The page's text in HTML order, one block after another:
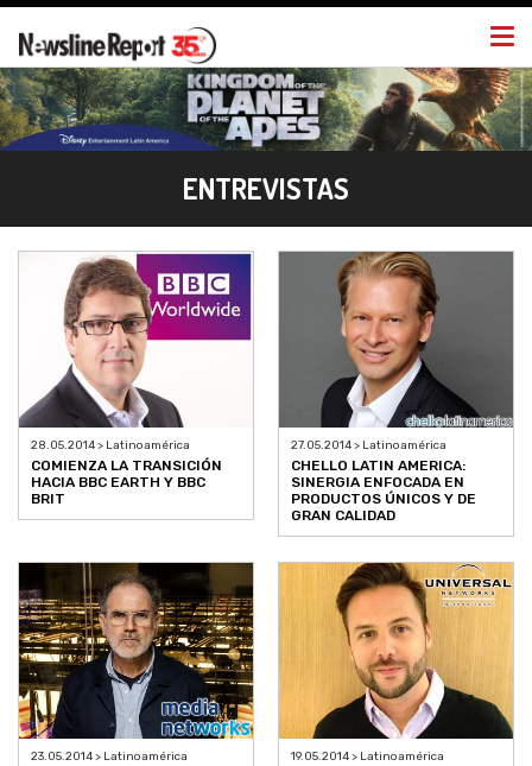
ENTREVISTAS
28.05.2014 > Latinoamérica
COMIENZA LA TRANSICIÓN
HACIA BBC EARTH Y BBC
BRIT
27.05.2014 > Latinoamérica
CHELLO LATIN AMERICA:
SINERGIA ENFOCADA EN
PRODUCTOS ÚNICOS Y DE
GRAN CALIDAD
23.05.2014 > Latinoamérica 19.05.2014 > Latinoamérica